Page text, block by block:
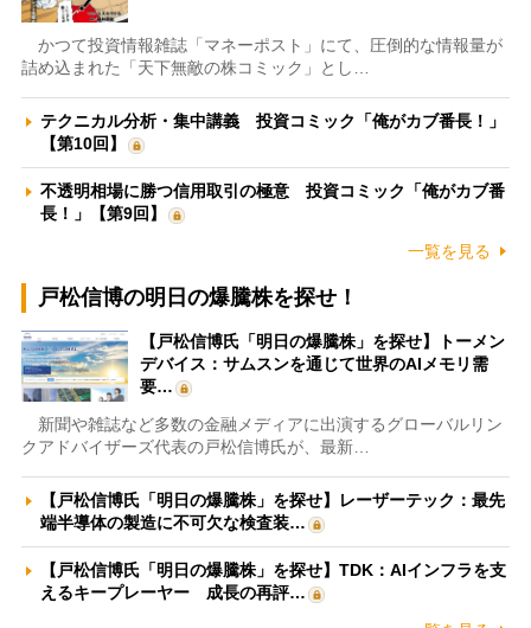
かつて投資情報雑誌「マネーポスト」にて、圧倒的な情報量が
詰め込まれた「天下無敵の株コミック」とし…
テクニカル分析・集中講義 投資コミック「俺がカブ番長！」
【第10回】
不透明相場に勝つ信用取引の極意 投資コミック「俺がカブ番
長！」【第9回】
一覧を見る
戸松信博の明日の爆騰株を探せ！
【戸松信博氏「明日の爆騰株」を探せ】トーメン
デバイス：サムスンを通じて世界のAIメモリ需
要…
新聞や雑誌など多数の金融メディアに出演するグローバルリン
クアドバイザーズ代表の戸松信博氏が、最新…
【戸松信博氏「明日の爆騰株」を探せ】レーザーテック：最先
端半導体の製造に不可欠な検査装…
【戸松信博氏「明日の爆騰株」を探せ】TDK：AIインフラを支
えるキープレーヤー 成長の再評…